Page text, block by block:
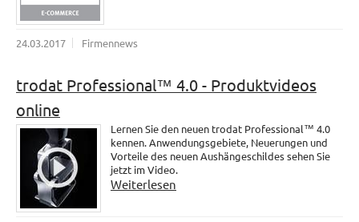
24.03.2017 Firmennews
trodat Professional™ 4.0 - Produktvideos
online
Lernen Sie den neuen trodat Professional™ 4.0
kennen. Anwendungsgebiete, Neuerungen und
Vorteile des neuen Aushängeschildes sehen Sie
jetzt im Video.
Weiterlesen